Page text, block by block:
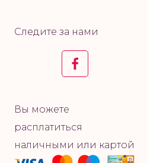
Следите за нами
Вы можете
расплатиться
наличными или картой